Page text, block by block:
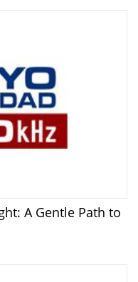
A Gentle Path to